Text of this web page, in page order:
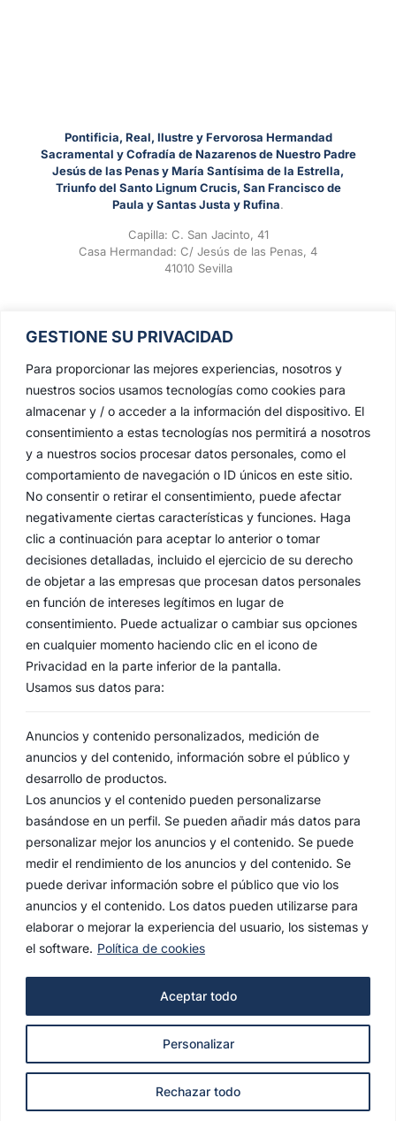
GESTIONE SU PRIVACIDAD
Para proporcionar las mejores experiencias, nosotros y
nuestros socios usamos tecnologías como cookies para
almacenar y / o acceder a la información del dispositivo. El
consentimiento a estas tecnologías nos permitirá a nosotros
y a nuestros socios procesar datos personales, como el
comportamiento de navegación o ID únicos en este sitio.
No consentir o retirar el consentimiento, puede afectar
negativamente ciertas características y funciones. Haga
clic a continuación para aceptar lo anterior o tomar
decisiones detalladas, incluido el ejercicio de su derecho
de objetar a las empresas que procesan datos personales
en función de intereses legítimos en lugar de
consentimiento. Puede actualizar o cambiar sus opciones
en cualquier momento haciendo clic en el icono de
Privacidad en la parte inferior de la pantalla.
Usamos sus datos para:
Anuncios y contenido personalizados, medición de
anuncios y del contenido, información sobre el público y
desarrollo de productos.
Los anuncios y el contenido pueden personalizarse
basándose en un perfil. Se pueden añadir más datos para
personalizar mejor los anuncios y el contenido. Se puede
medir el rendimiento de los anuncios y del contenido. Se
puede derivar información sobre el público que vio los
anuncios y el contenido. Los datos pueden utilizarse para
elaborar o mejorar la experiencia del usuario, los sistemas y
el software. Política de cookies
Personalizar
Rechazar todo
Aceptar todo
Pontificia, Real, Ilustre y Fervorosa Hermandad
Sacramental y Cofradía de Nazarenos de Nuestro Padre
Jesús de las Penas y María Santísima de la Estrella,
Triunfo del Santo Lignum Crucis, San Francisco de
Paula y Santas Justa y Rufina.
Capilla: C. San Jacinto, 41
Casa Hermandad: C/ Jesús de las Penas, 4
41010 Sevilla
AVISO LEGAL
POLÍTICA DE PRIVACIDAD
POLÍTICA DE COOKIES
© 2022 Hermandad de la Estrella. Todos los derechos